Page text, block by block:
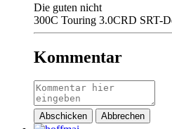
Die guten nicht
300C Touring 3.0CRD SRT-
Kommentar
Abschicken Abbrechen